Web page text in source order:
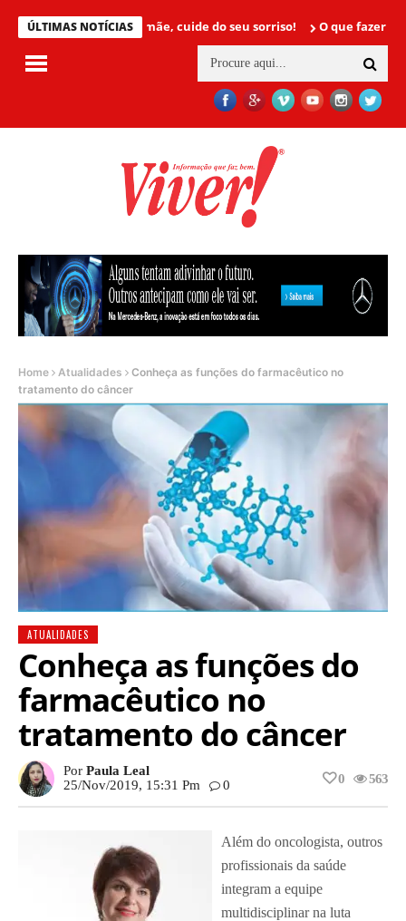
ÚLTIMAS NOTÍCIASMamãe, cuide do seu sorriso! O que fazer para não
Home Atualidades
Conheça as funções do farmacêutico no
tratamento do câncer
ATUALIDADES
Conheça as funções do
farmacêutico no
tratamento do câncer
Por Paula Leal
25/nov/2019, 15:31 Pm
0 563
0
Além do oncologista, outros
profissionais da saúde
integram a equipe
multidisciplinar na luta